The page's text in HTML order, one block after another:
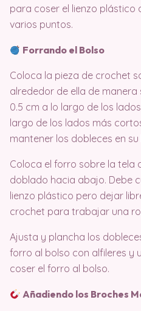
para coser el lienzo plástico
varios puntos.
Forrando el Bolso
Coloca la pieza de crochet
alrededor de ella de
0.5 cm a lo largo de los
largo de los lados más
mantener los dobleces en su
Coloca el forro sobre la tela
doblado hacia abajo. Debe
lienzo plástico pero dejar
crochet para trabajar una
Ajusta y plancha los
forro al bolso con alfileres y
coser el forro al bolso.
Añadiendo los Broches